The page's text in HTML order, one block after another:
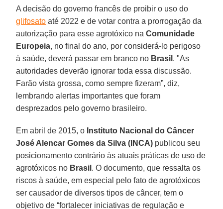
A decisão do governo francês de proibir o uso do
glifosato até 2022 e de votar contra a prorrogação da
autorização para esse agrotóxico naComunidade
Europeia, no final do ano, por considerá-lo perigoso
à saúde, deverá passar em branco no Brasil . "As
autoridades deverão ignorar toda essa discussão.
Farão vista grossa, como sempre fizeram”, diz,
lembrando alertas importantes que foram
desprezados pelo governo brasileiro.
Em abril de 2015, o Instituto Nacional do Câncer
José Alencar Gomes da Silva (INCA) publicou seu
posicionamento contrário às atuais práticas de uso de
agrotóxicos no Brasil . O documento, que ressalta os
riscos à saúde, em especial pelo fato de agrotóxicos
ser causador de diversos tipos de câncer, tem o
objetivo de “fortalecer iniciativas de regulação e